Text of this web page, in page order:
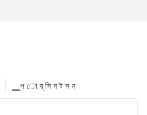
▁প ো র্ সি ন ট স ন